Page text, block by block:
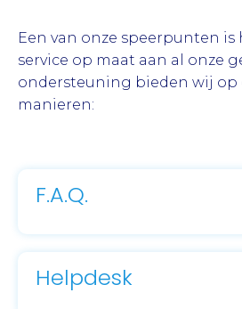
Een van onze speerpunten is
service op maat aan al onze
ondersteuning bieden wij op
manieren:
F.A.Q.
Helpdesk